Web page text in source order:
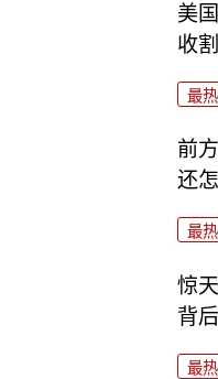
美
收
最热
前
还
最热
惊
背
最热